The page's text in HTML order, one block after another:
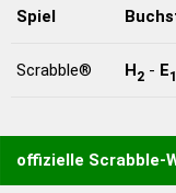
Spiel
Scrabble® H2- E1
offizielle Scrabble-